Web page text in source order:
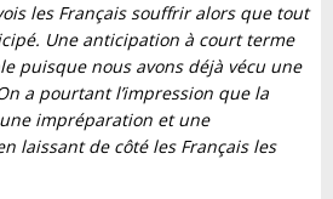
les Français souffrir alors que tout
Une anticipation à court terme
puisque nous avons déjà vécu une
a pourtant l’impression que la
impréparation et une
laissant de côté les Français les